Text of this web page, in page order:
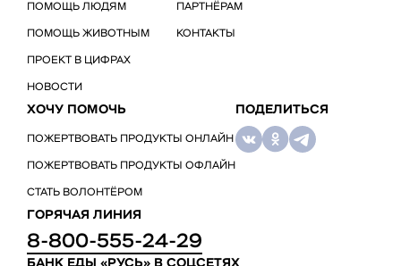
ПОМОЩЬ ЛЮДЯМ
ПОМОЩЬ ЖИВОТНЫМ
ПРОЕКТ В ЦИФРАХ
НОВОСТИ
ПАРТНЁРАМ
КОНТАКТЫ
ХОЧУ ПОМОЧЬ
ПОЖЕРТВОВАТЬ ПРОДУКТЫ ОНЛАЙН
ПОЖЕРТВОВАТЬ ПРОДУКТЫ ОФЛАЙН
СТАТЬ ВОЛОНТЁРОМ
ПОДЕЛИТЬСЯ
ГОРЯЧАЯ ЛИНИЯ
8-800-555-24-29